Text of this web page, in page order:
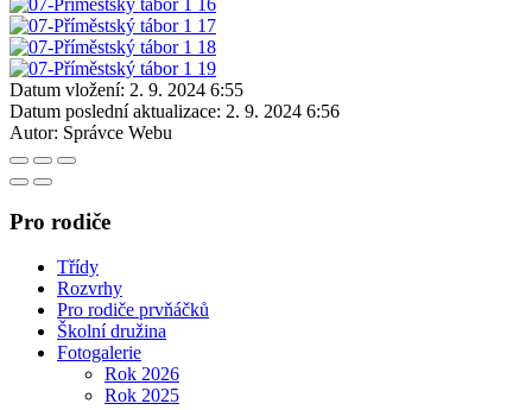
Datum vložení: 2. 9. 2024 6:55
Datum poslední aktualizace: 2. 9. 2024 6:56
Autor: Správce Webu
Pro rodiče
Třídy
Rozvrhy
Pro rodiče prvňáčků
Školní družina
Fotogalerie
Rok 2026
Rok 2025